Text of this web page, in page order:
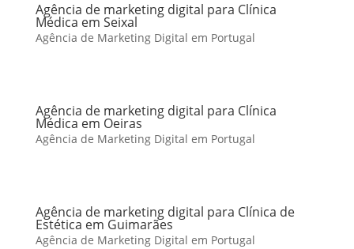
Agência de marketing digital para Clínica
Médica em Seixal
Agência de Marketing Digital em Portugal
Agência de marketing digital para Clínica
Médica em Oeiras
Agência de Marketing Digital em Portugal
Agência de marketing digital para Clínica de
Estética em Guimarães
Agência de Marketing Digital em Portugal